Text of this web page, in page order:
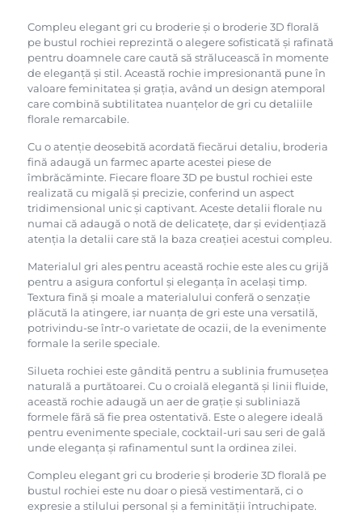
Compleu elegant gri cu broderie și o broderie 3D florală
pe bustul rochiei reprezintă o alegere sofisticată și rafinată
pentru doamnele care caută să strălucească în momente
de eleganță și stil. Această rochie impresionantă pune în
valoare feminitatea și grația, având un design atemporal
care combină subtilitatea nuanțelor de gri cu detaliile
florale remarcabile.
Cu o atenție deosebită acordată fiecărui detaliu, broderia
fină adaugă un farmec aparte acestei piese de
îmbrăcăminte. Fiecare floare 3D pe bustul rochiei este
realizată cu migală și precizie, conferind un aspect
tridimensional unic și captivant. Aceste detalii florale nu
numai că adaugă o notă de delicatețe, dar și evidențiază
atenția la detalii care stă la baza creației acestui compleu.
Materialul gri ales pentru această rochie este ales cu grijă
pentru a asigura confortul și eleganța în același timp.
Textura fină și moale a materialului conferă o senzație
plăcută la atingere, iar nuanța de gri este una versatilă,
potrivindu-se într-o varietate de ocazii, de la evenimente
formale la serile speciale.
Silueta rochiei este gândită pentru a sublinia frumusețea
naturală a purtătoarei. Cu o croială elegantă și linii fluide,
această rochie adaugă un aer de grație și subliniază
formele fără să fie prea ostentativă. Este o alegere ideală
pentru evenimente speciale, cocktail-uri sau seri de gală
unde eleganța și rafinamentul sunt la ordinea zilei.
Compleu elegant gri cu broderie și broderie 3D florală pe
bustul rochiei este nu doar o piesă vestimentară, ci o
expresie a stilului personal și a feminității întruchipate.